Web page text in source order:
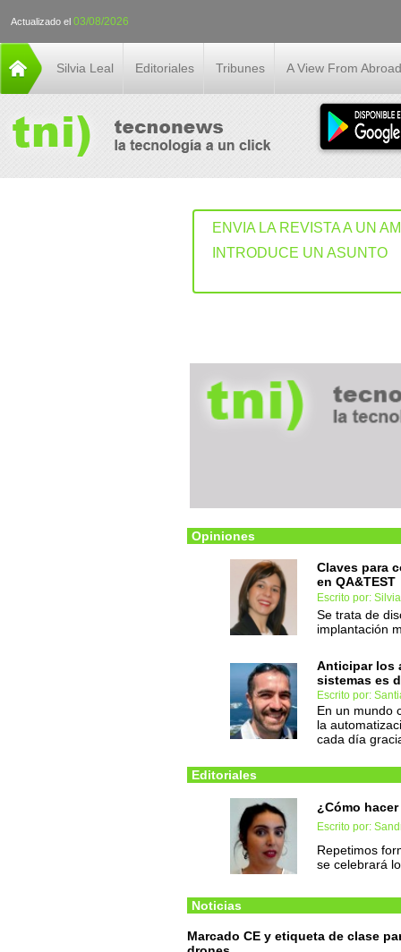
Actualizado el 03/08/2026
Silvia Leal Editoriales Tribunes A View From Abroad
ENVIA LA REVISTA A UN
INTRODUCE UN ASUNTO
Opiniones
Claves para
en QA&TEST
Escrito por:
Se trata de
implantación
Anticipar los
sistemas es
Escrito por:
En un mundo
la
cada día
Editoriales
¿Cómo
Escrito por:
Repetimos
se celebrará
Noticias
Marcado CE y etiqueta de clase